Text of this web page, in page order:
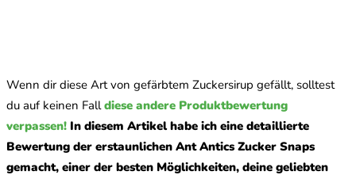
Wenn dir diese Art von gefärbtem Zuckersirup gefällt, solltest
du auf keinen Falldiese andere Produktbewertung
verpassen! In diesem Artikel habe ich eine detaillierte
Bewertung der erstaunlichen Ant Antics Zucker Snaps
gemacht, einer der besten Möglichkeiten, deine geliebten